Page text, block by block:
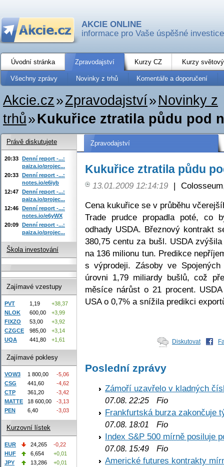
AKCIE ONLINE
informace pro Vaše úspěšné investice
Úvodní stránka Zpravodajství Kurzy CZ Kurzy
Všechny zprávy Novinky z trhů Komentáře a doporučení
Akcie.cz»Zpravodajství» Novinky z
trhů»Kukuřice ztratila půdu pod
Zpravodajství
Kukuřice ztratila půdu
13.01.2009 12:14:19 |
Cena kukuřice se v průběhu
Trade prudce propadla poté, co
odhady USDA. Březnový kontrakt
380,75 centu za bušl. USDA
na 136 milionu tun. Predikce
s výprodeji. Zásoby ve
úrovni 1,79 miliardy bušlů, což
měsíce nárůst o 21 procent.
USA o 0,7% a snížila predikci
Diskutovat
Poslední zprávy
Zámoří uzavřelo v kladných
07.08. 22:25 Fio
Frankfurtská burza zakončuje
07.08. 18:01
Fio
Index S&P 500 mírně posiluje
07.08. 15:49 Fio
Americké futures kontrakty
Právě diskutujete
20:33 Denní report -...:
paiza.io/projec...
20:33 Denní report -...:
notes.io/e6iyb
12:47 Denní report -...:
paiza.io/projec...
12:46 Denní report -...:
notes.io/e6yWX
20:09 Denní report -...:
paiza.io/projec...
Škola investování
Zajímavé vzestupy
PVT 1,19
+38,37
NLOK
600,00
+3,99
FIXZO
53,00
+3,92
CZGCE
985,00
+3,14
UQA
441,80 +1,61
Zajímavé poklesy
VOW3 1 800,00
-5,06
CSG
441,60
-4,62
CTP
361,20
-3,42
MATTE
18 600,00
-3,13
PEN
6,40 -3,03
Kurzovní lístek
EUR 24,265
-0,22
HUF
6,654
+0,01
JPY
13,286
+0,01